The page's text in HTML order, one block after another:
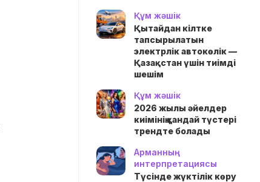
Құм жәшік
Қытайдан кілтке
тапсырылатын
электрлік автокөлік —
Қазақстан үшін тиімді
шешім
Құм жәшік
2026 жылы әйелдер
киімінің қандай түстері
трендте болады
Арманның
интерпретациясы
Түсінде жүктілік көру